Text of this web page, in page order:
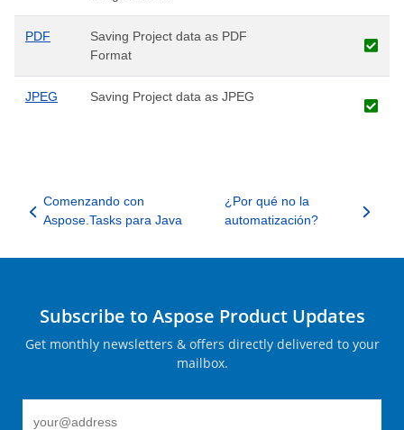
PDF
Saving Project data as PDF
Format
JPEG Saving Project data as JPEG
Comenzando con
Aspose.Tasks para Java
¿Por qué no la
automatización?
Subscribe to Aspose Product Updates
Get monthly newsletters & offers directly delivered to your
mailbox.